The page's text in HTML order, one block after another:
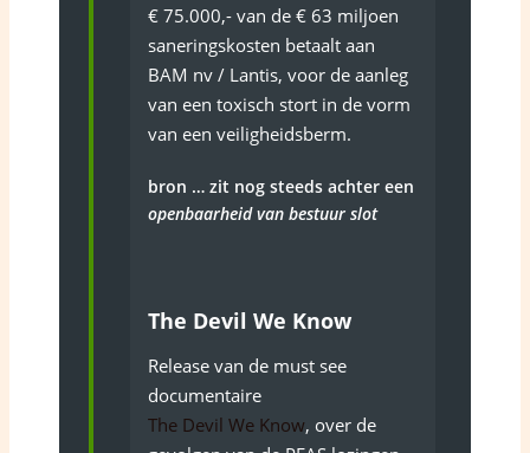
€ 75.000,- van de € 63 miljoen
saneringskosten betaalt aan
BAM nv / Lantis, voor de aanleg
van een toxisch stort in de vorm
van een veiligheidsberm.
bron … zit nog steeds achter een
openbaarheid van bestuur slot
The Devil We Know
Release van de must see
documentaire
The Devil We Know, over de